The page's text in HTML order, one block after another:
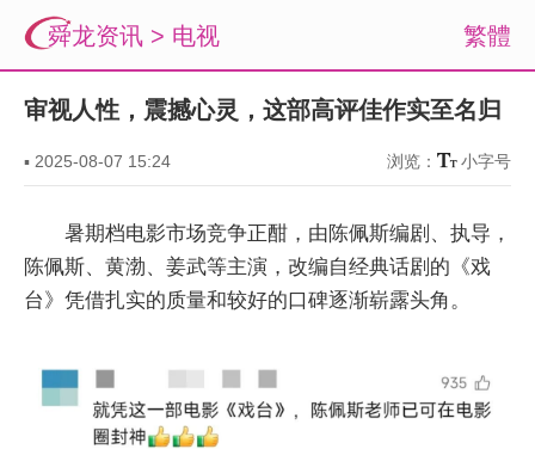
繁體
舜龙资讯 > 电视
审视人性，震撼心灵，这部高评佳作实至名归
▪ 2025-08-07 15:24 浏览： 小字号
暑期档电影市场竞争正酣，由陈佩斯编剧、执导，
陈佩斯、黄渤、姜武等主演，改编自经典话剧的《戏
台》凭借扎实的质量和较好的口碑逐渐崭露头角。